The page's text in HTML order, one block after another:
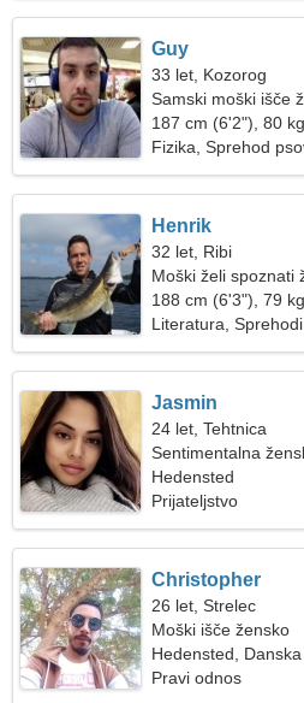
Guy
33 let, Kozorog
Samski moški išče
187 cm (6'2"), 80
Fizika, Sprehod
Henrik
32 let, Ribi
Moški želi spoznati
188 cm (6'3"), 79
Literatura,
Jasmin
24 let, Tehtnica
Sentimentalna
Hedensted
Prijateljstvo
Christopher
26 let, Strelec
Moški išče žensko
Hedensted, Danska
Pravi odnos